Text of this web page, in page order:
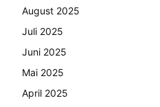
August 2025
Juli 2025
Juni 2025
Mai 2025
April 2025